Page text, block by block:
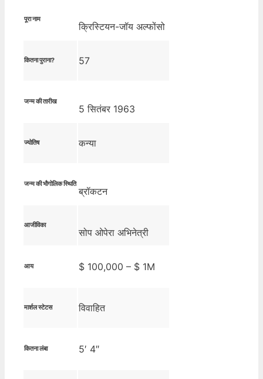
पूरा नाम
क्रिस्टियन-जॉय अल्फोंसो
कितना पुराना? 57
जन्म की तारीख
5 सितंबर 1963
ज्योतिष कन्या
जन्म की भौगोलिक स्थिति
ब्रॉकटन
आजीविका
सोप ओपेरा अभिनेत्री
आय $ 100,000 – $ 1M
मार्शल स्टेटस विवाहित
कितना लंबा 5′ 4″